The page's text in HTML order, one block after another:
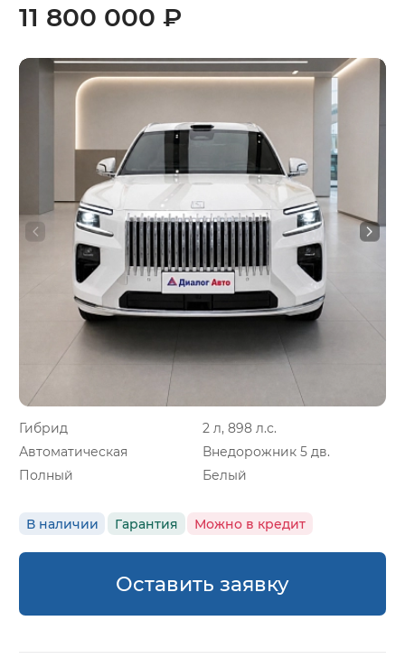
Гибрид
2 л, 898 л.с.
Автоматическая
Внедорожник 5 дв.
Полный
Белый
В наличии Гарантия Можно в кредит
11 800 000 ₽
Оставить заявку